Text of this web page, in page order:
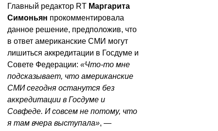
Главный редактор RT Маргарита
Симоньян прокомментировала
данное решение, предположив, что
в ответ американские СМИ могут
лишиться аккредитации в Госдуме и
Совете Федерации: «Что-то мне
подсказывает, что американские
СМИ сегодня останутся без
аккредитации в Госдуме и
Совфеде. И совсем не потому, что
я там вчера выступала», —